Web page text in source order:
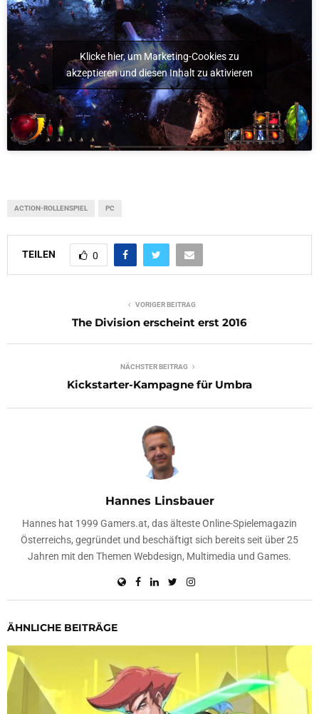
Klicke hier, um Marketing-Cookies zu
akzeptieren und diesen Inhalt zu aktivieren
ACTION-ROLLENSPIEL PC
TEILEN 0
VORIGER BEITRAG
The Division erscheint erst 2016
NÄCHSTER BEITRAG
Kickstarter-Kampagne für Umbra
Hannes Linsbauer
Hannes hat 1999 Gamers.at, das älteste Online-Spielemagazin
Österreichs, gegründet und beschäftigt sich bereits seit über 25
Jahren mit den Themen Webdesign, Multimedia und Games.
ÄHNLICHE BEITRÄGE